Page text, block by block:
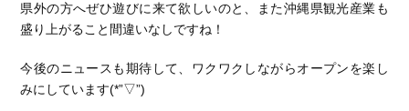
県外の方へぜひ遊びに来て欲しいのと、また沖縄県観光産業も
盛り上がること間違いなしですね！
今後のニュースも期待して、ワクワクしながらオープンを楽し
みにしています(*”▽”)